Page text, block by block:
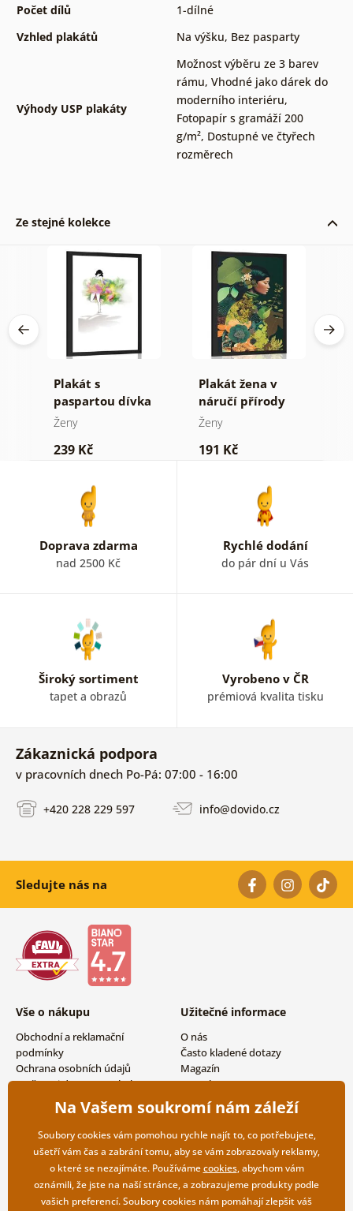
Počet dílů
1-dílné
Vzhled plakátů
Na výšku, Bez pasparty
Výhody USP plakáty
Možnost výběru ze 3 barev
rámu, Vhodné jako dárek do
moderního interiéru,
Fotopapír s gramáží 200
g/m², Dostupné ve čtyřech
rozměrech
Ze stejné kolekce
Plakát s
paspartou dívka
v pohádkových
Ženy
239 Kč
Plakát žena v
náručí přírody
Ženy
191 Kč
Doprava zdarma
nad 2500 Kč
Rychlé dodání
do pár dní u Vás
Široký sortiment
tapet a obrazů
Vyrobeno v ČR
prémiová kvalita tisku
Zákaznická podpora
v pracovních dnech Po-Pá: 07:00 - 16:00
+420 228 229 597 info@dovido.cz
Sledujte nás na
Vše o nákupu
Obchodní a reklamační
podmínky
Ochrana osobních údajů
Možnosti dopravy a platby
Vrácení zboží
Užitečné informace
O nás
Často kladené dotazy
Magazín
Kontakty
Velkoobchodní spolupráce
Na Vašem soukromí nám záleží
Soubory cookies vám pomohou rychle najít to, co potřebujete,
ušetří vám čas a zabrání tomu, aby se vám zobrazovaly reklamy,
o které se nezajímáte. Používámecookies, abychom vám
oznámili, že jste na naší stránce, a zobrazujeme produkty podle
vašich preferencí. Soubory cookies nám pomáhají zlepšit váš